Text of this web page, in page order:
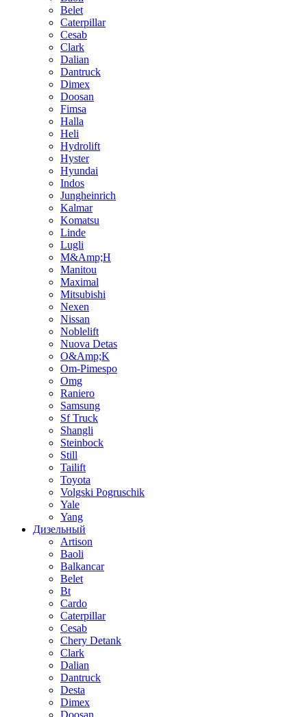
Belet
Caterpillar
Cesab
Clark
Dalian
Dantruck
Dimex
Doosan
Fimsa
Halla
Heli
Hydrolift
Hyster
Hyundai
Indos
Jungheinrich
Kalmar
Komatsu
Linde
Lugli
M&Amp;H
Manitou
Maximal
Mitsubishi
Nexen
Nissan
Noblelift
Nuova Detas
O&Amp;K
Om-Pimespo
Omg
Raniero
Samsung
Sf Truck
Shangli
Steinbock
Still
Tailift
Toyota
Volgski Pogruschik
Yale
Yang
Дизельный
Artison
Baoli
Balkancar
Belet
Bt
Cardo
Caterpillar
Cesab
Chery Detank
Clark
Dalian
Dantruck
Desta
Dimex